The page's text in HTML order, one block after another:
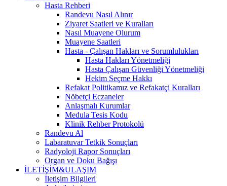
Hasta Rehberi
Randevu Nasıl Alınır
Ziyaret Saatleri ve Kuralları
Nasıl Muayene Olurum
Muayene Saatleri
Hasta - Çalışan Hakları ve Sorumlulukları
Hasta Hakları Yönetmeliği
Hasta Çalışan Güvenliği Yönetmeliği
Hekim Seçme Hakkı
Refakat Politikamız ve Refakatçi Kuralları
Nöbetçi Eczaneler
Anlaşmalı Kurumlar
Medula Tesis Kodu
Klinik Rehber Protokolü
Randevu Al
Labaratuvar Tetkik Sonuçları
Radyoloji Rapor Sonuçları
Organ ve Doku Bağışı
İLETİŞİM&ULAŞIM
İletişim Bilgileri